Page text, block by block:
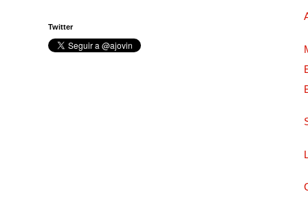
Twitter